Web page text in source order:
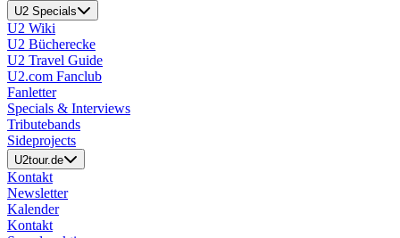
U2 Specials
U2 Wiki
U2 Bücherecke
U2 Travel Guide
U2.com Fanclub
Fanletter
Specials & Interviews
Tributebands
Sideprojects
U2tour.de
Kontakt
Newsletter
Kalender
Kontakt